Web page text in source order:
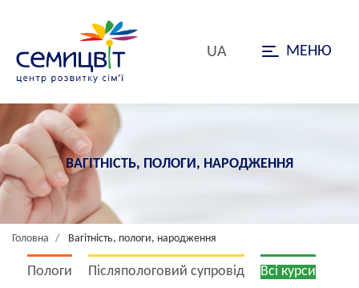
UA МЕНЮ
ВАГІТНІСТЬ, ПОЛОГИ, НАРОДЖЕННЯ
Головна Вагітність, пологи, народження
Пологи Післяпологовий супровід Всі курси